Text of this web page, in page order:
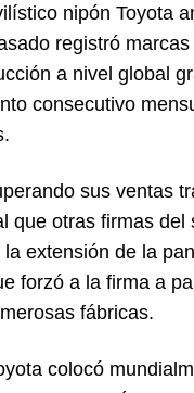
nipón Toyota
registró
a nivel global
consecutivo
sus ventas
que otras firmas del
extensión de la
forzó a la firma a
fábricas.
colocó